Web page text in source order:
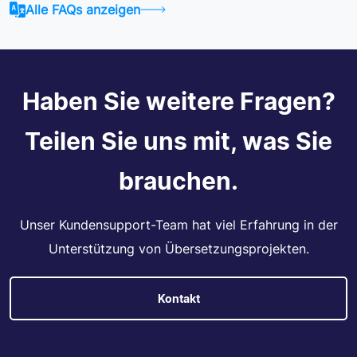
Alle FAQs anzeigen
Haben Sie weitere Fragen?
Teilen Sie uns mit, was Sie
brauchen.
Unser Kundensupport-Team hat viel Erfahrung in der
Unterstützung von Übersetzungsprojekten.
Kontakt